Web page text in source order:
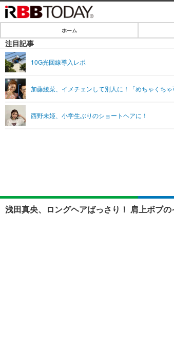
IT・デジタル
SPEED TEST
エンタメ
ショ
ライフ
ホーム
注目記事
10G光回線導入レポ
加藤綾菜、イメチェンして別人に！「めちゃくち
西野未姫、小学生ぶりのショートヘアに！
浅田真央、ロングヘアばっさり！ 肩上ボブ